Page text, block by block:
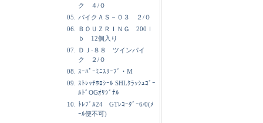
ク ４/０
05.
パイクＡＳ－０３ ２/０
06.
ＢＯＵＺＲＩＮＧ 200ｌ
ｂ 12個入り
07.
ＤＪ-８８ ツインパイ
ク ２/０
08.
ｽｰﾊﾟｰﾐﾆｽﾘｰﾌﾞ・M
09.
ｽﾄﾚｯﾁﾎﾛｼｰﾙ SHLｸﾗｯｼｭｺﾞｰ
ﾙﾄﾞOGｵﾘｼﾞﾅﾙ
10.
ﾄﾚﾌﾞﾙ24 GTﾚｺｰﾀﾞｰ6/0(ﾒ
ｰﾙ便不可)